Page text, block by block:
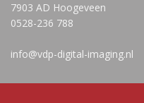
7903 AD Hoogeveen
0528-236 788
info@vdp-digital-imaging.nl